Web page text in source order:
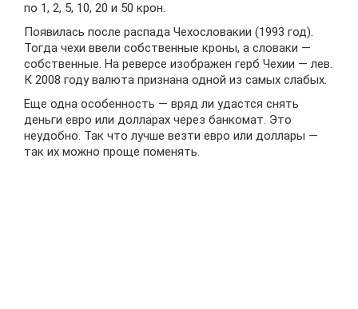
по 1, 2, 5, 10, 20 и 50 крон.
Появилась после распада Чехословакии (1993 год).
Тогда чехи ввели собственные кроны, а словаки —
собственные. На реверсе изображен герб Чехии — лев.
К 2008 году валюта признана одной из самых слабых.
Еще одна особенность — вряд ли удастся снять
деньги евро или долларах через банкомат. Это
неудобно. Так что лучше везти евро или доллары —
так их можно проще поменять.